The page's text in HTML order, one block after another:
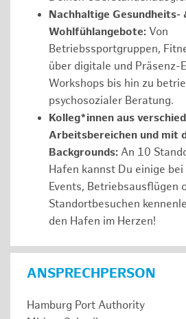
Nachhaltige Gesundheits-
Wohlfühlangebote: Von
Betriebssportgruppen,
über digitale und Präsenz-
Workshops bis hin zu
psychosozialer Beratung.
Kolleg*innen aus
Arbeitsbereichen und mit
Backgrounds: An 10
Hafen kannst Du einige
Events, Betriebsausflügen
Standortbesuchen
den Hafen im Herzen!
ANSPRECHPERSON
Hamburg Port Authority